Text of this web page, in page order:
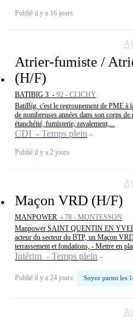
Publié il y a 16 jours
Atrier-fumiste /
(H/F)
BATIBIG 3 - 92 - CLICHY
BatiBig, c'est le regroupement de PME à
de nombreuses années dans son corps
étanchéité, fumisterie, ravalement,...
CDI - Temps plein
Publié il y a 2 jours
Maçon VRD (H/F)
MANPOWER - 78 - MONTESSON
Manpower SAINT QUENTIN EN
acteur du secteur du BTP, un Maçon
terrassement et fondations, - Mettre en
Intérim - Temps plein
Publié il y a 24 jours Soyez parmi les